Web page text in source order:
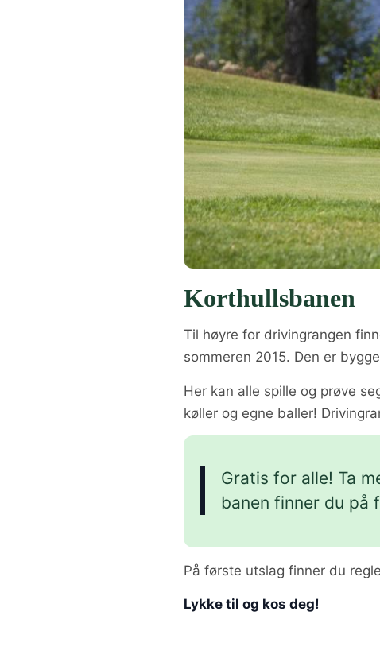
Korthullsbanen
Til høyre for drivingrangen
sommeren 2015. Den er
Her kan alle spille og prøve
køller og egne baller!
Gratis for alle! Ta
banen finner du på
På første utslag finner du
Lykke til og kos deg!